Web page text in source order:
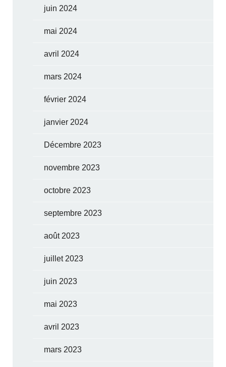
juin 2024
mai 2024
avril 2024
mars 2024
février 2024
janvier 2024
Décembre 2023
novembre 2023
octobre 2023
septembre 2023
août 2023
juillet 2023
juin 2023
mai 2023
avril 2023
mars 2023